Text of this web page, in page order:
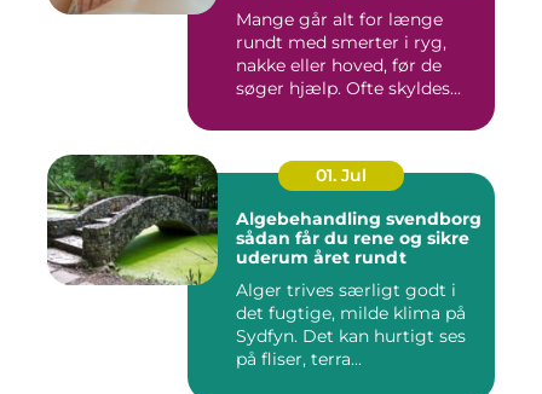
Mange går alt for længe
rundt med smerter i ryg,
nakke eller hoved, før de
søger hjælp. Ofte skyldes...
01. Jul
Algebehandling svendborg
sådan får du rene og sikre
uderum året rundt
Alger trives særligt godt i
det fugtige, milde klima på
Sydfyn. Det kan hurtigt ses
på fliser, terra...